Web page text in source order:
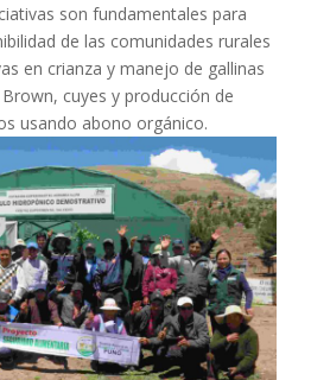
son fundamentales para
de las comunidades rurales
en crianza y manejo de gallinas
cuyes y producción de
usando abono orgánico.